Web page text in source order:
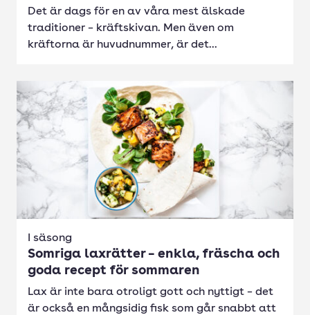
Det är dags för en av våra mest älskade
traditioner – kräftskivan. Men även om
kräftorna är huvudnummer, är det...
I säsong
Somriga laxrätter – enkla, fräscha och
goda recept för sommaren
Lax är inte bara otroligt gott och nyttigt – det
är också en mångsidig fisk som går snabbt att